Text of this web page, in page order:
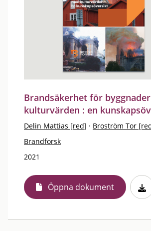
Brandsäkerhet för
kulturvärden : en
Delin Mattias [red] · Broström Tor
Brandforsk
2021
Öppna dokument